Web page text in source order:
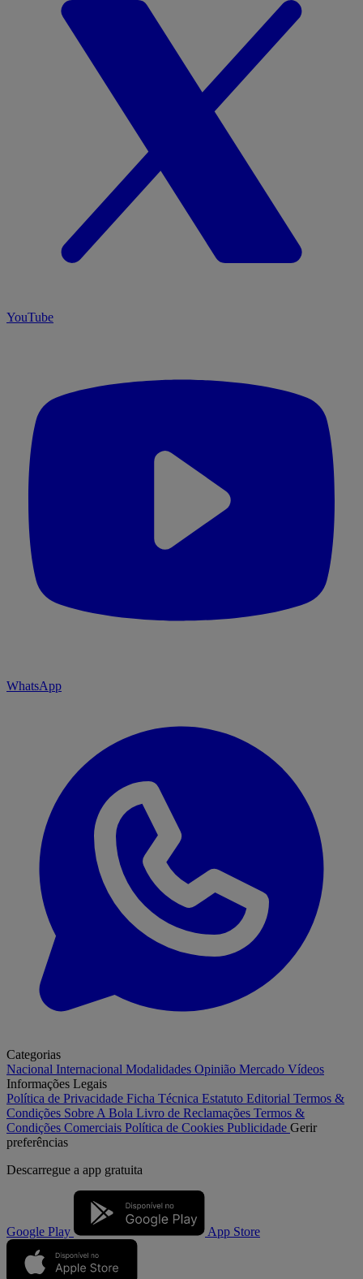
YouTube
WhatsApp
Categorias
Nacional Internacional Modalidades Opinião Mercado Vídeos
Informações Legais
Política de Privacidade Ficha Técnica Estatuto Editorial Termos &
Condições Sobre A Bola Livro de Reclamações Termos &
Condições Comerciais Política de Cookies Publicidade Gerir
preferências
Descarregue a app gratuita
Google Play App Store